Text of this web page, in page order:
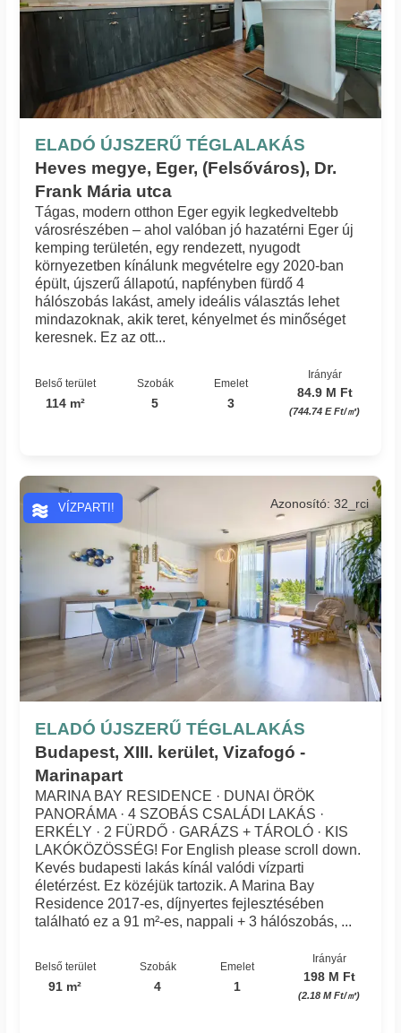
ELADÓ ÚJSZERŰ TÉGLALAKÁS
Heves megye, Eger, (Felsőváros), Dr.
Frank Mária utca
Tágas, modern otthon Eger egyik legkedveltebb
városrészében – ahol valóban jó hazatérni Eger új
kemping területén, egy rendezett, nyugodt
környezetben kínálunk megvételre egy 2020-ban
épült, újszerű állapotú, napfényben fürdő 4
hálószobás lakást, amely ideális választás lehet
mindazoknak, akik teret, kényelmet és minőséget
keresnek. Ez az ott...
Belső terület
114 m²
Szobák
5
Emelet
3
Irányár
84.9 M Ft
(744.74 E Ft/㎡)
ELADÓ ÚJSZERŰ TÉGLALAKÁS
Budapest, XIII. kerület, Vizafogó -
Marinapart
Azonosító: 32_rci
MARINA BAY RESIDENCE · DUNAI ÖRÖK
PANORÁMA · 4 SZOBÁS CSALÁDI LAKÁS ·
ERKÉLY · 2 FÜRDŐ · GARÁZS + TÁROLÓ · KIS
LAKÓKÖZÖSSÉG! For English please scroll down.
Kevés budapesti lakás kínál valódi vízparti
életérzést. Ez közéjük tartozik. A Marina Bay
Residence 2017-es, díjnyertes fejlesztésében
található ez a 91 m²-es, nappali + 3 hálószobás, ...
Belső terület
91 m²
Szobák
4
Emelet
1
Irányár
198 M Ft
(2.18 M Ft/㎡)
VÍZPARTI!